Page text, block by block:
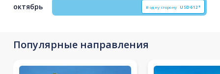
октябрь В одну сторону USD 612*
Популярные направления